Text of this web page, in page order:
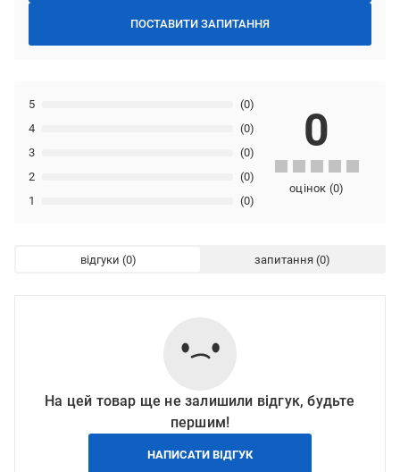
ПОСТАВИТИ ЗАПИТАННЯ
1 (0)
2 (0)
3 (0)
4 (0)
5 (0)
0
оцінок (0)
відгуки запитання
На цей товар ще не залишили відгук, будьте
першим!
НАПИСАТИ ВІДГУК